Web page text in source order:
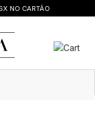
NO CARTÃO